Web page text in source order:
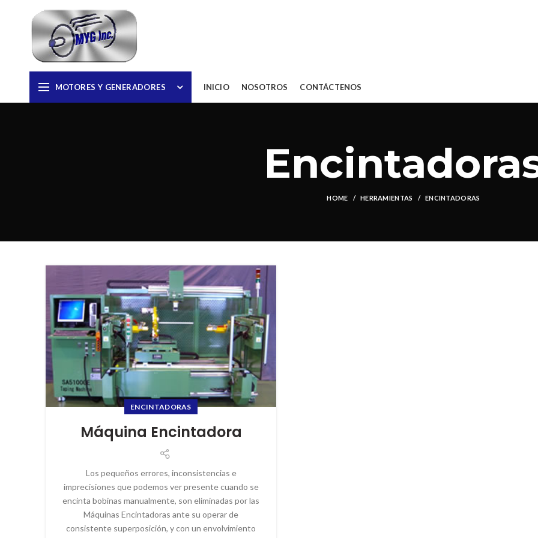
MOTORES Y GENERADORES INICIO NOSOTROS CONTÁCTENOS
HOME HERRAMIENTAS ENCINTADORAS
ENCINTADORAS
Máquina Encintadora
Los pequeños errores, inconsistencias e
imprecisiones que podemos ver presente cuando se
encinta bobinas manualmente, son eliminadas por las
Máquinas Encintadoras ante su operar de
consistente superposición, y con un envolvimiento